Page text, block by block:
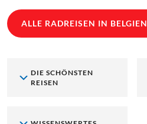
ALLE RADREISEN IN BELGIEN
DIE SCHÖNSTEN
REISEN